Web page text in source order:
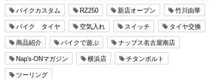
バイクカスタム RZ250 新店オープン 竹川由華
バイク タイヤ 空気入れ スイッチ タイヤ交換
商品紹介 バイクで遊ぶ ナップス名古屋南店
Nap's-ONマガジン 横浜店 チタンボルト
ツーリング